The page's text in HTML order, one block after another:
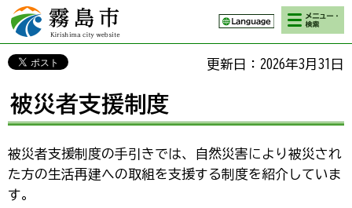
霧島市 Kirishima
city website
検索・メニ
ュー
更新日：2026年3月31日
被災者支援制度
被災者支援制度の手引きでは、自然災害により被災され
た方の生活再建への取組を支援する制度を紹介していま
す。